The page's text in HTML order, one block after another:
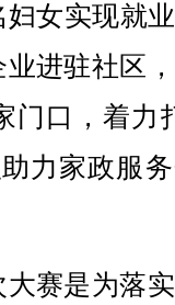
女实现就
进驻社区
门口，着力
力家政服
赛是为落